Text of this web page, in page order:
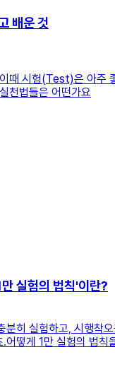
배운 것
때 시험(Test)은 아주
천법들은 어떤가요
실험의 법칙'이란?
분히 실험하고, 시행착
어떻게 1만 실험의 법칙